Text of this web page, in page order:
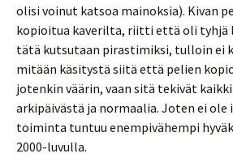
olisi voinut katsoa mainoksia). Kivan
kopioitua kaverilta, riitti että oli tyhjä
tätä kutsutaan pirastimiksi, tulloin ei
mitään käsitystä siitä että pelien
jotenkin väärin, vaan sitä tekivät
arkipäivästä ja normaalia. Joten ei ole
toiminta tuntuu enempivähempi
2000-luvulla.